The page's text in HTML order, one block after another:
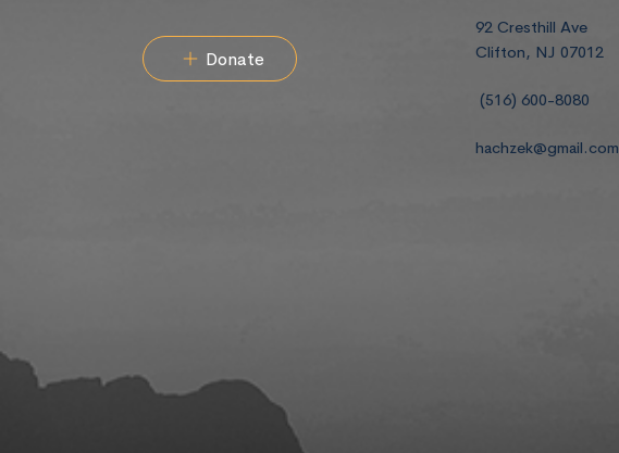
Donate
92 Cresthill Ave
Clifton, NJ 07012
(516) 600-8080
hachzek@gmail.com